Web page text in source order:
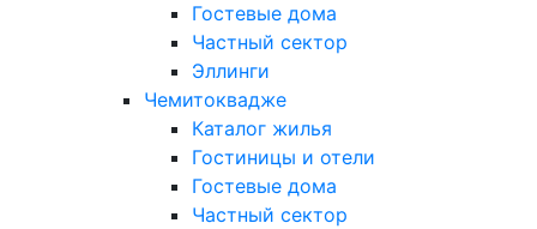
Гостевые дома
Частный сектор
Эллинги
Чемитоквадже
Каталог жилья
Гостиницы и отели
Гостевые дома
Частный сектор